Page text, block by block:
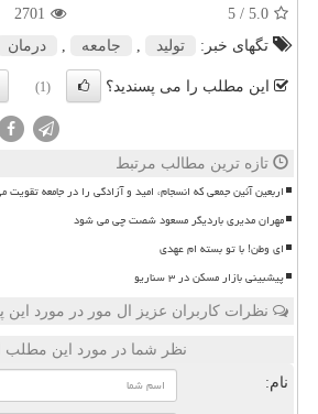
5.0
/ 5
2701
تگهای خبر:
تولید , جامعه , درمان
این مطلب را می پسندید؟ (1)
تازه ترین مطالب مرتبط
اربعین آئین جمعی که انسجام، امید و آزادگی را در جامعه تقویت
مهران مدیری باردیگر مسعود شصت چی می شود
ای وطن! با تو بسته ام عهدی
پیشبینی بازار مسکن در ۳ سناریو
نظرات کاربران عزیز ال مور در مورد
نظر شما در مورد این مطلب
نام: